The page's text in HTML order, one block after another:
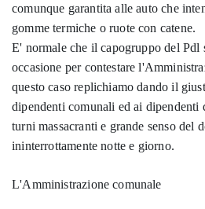
comunque garantita alle auto che
gomme termiche o ruote con catene.
E' normale che il capogruppo del Pdl
occasione per contestare
questo caso replichiamo dando il
dipendenti comunali ed ai dipendenti
turni massacranti e grande senso del
ininterrottamente notte e giorno.
L'Amministrazione comunale